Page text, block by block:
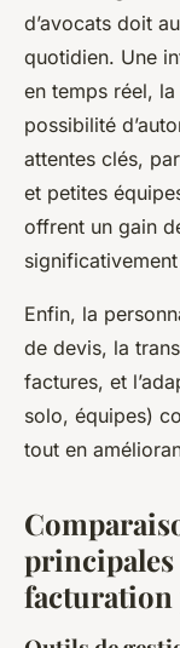
d’avocats doit
quotidien. Une
en temps réel,
possibilité
attentes clés,
et petites
offrent un gain
Enfin, la
de devis, la
factures, et
solo, équipes)
tout en
principales
facturation